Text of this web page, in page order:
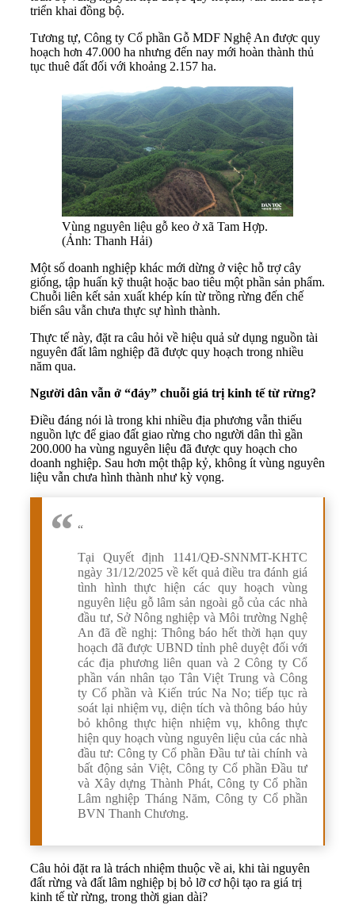
triển khai đồng bộ.
Tương tự, Công ty Cổ phần Gỗ MDF Nghệ An được quy
hoạch hơn 47.000 ha nhưng đến nay mới hoàn thành thủ
tục thuê đất đối với khoảng 2.157 ha.
Vùng nguyên liệu gỗ keo ở xã Tam Hợp.
(Ảnh: Thanh Hải)
Một số doanh nghiệp khác mới dừng ở việc hỗ trợ cây
giống, tập huấn kỹ thuật hoặc bao tiêu một phần sản phẩm.
Chuỗi liên kết sản xuất khép kín từ trồng rừng đến chế
biến sâu vẫn chưa thực sự hình thành.
Thực tế này, đặt ra câu hỏi về hiệu quả sử dụng nguồn tài
nguyên đất lâm nghiệp đã được quy hoạch trong nhiều
năm qua.
Người dân vẫn ở “đáy” chuỗi giá trị kinh tế từ rừng?
Điều đáng nói là trong khi nhiều địa phương vẫn thiếu
nguồn lực để giao đất giao rừng cho người dân thì gần
200.000 ha vùng nguyên liệu đã được quy hoạch cho
doanh nghiệp. Sau hơn một thập kỷ, không ít vùng nguyên
liệu vẫn chưa hình thành như kỳ vọng.
“
Tại Quyết định 1141/QĐ-SNNMT-KHTC
ngày 31/12/2025 về kết quả điều tra đánh giá
tình hình thực hiện các quy hoạch vùng
nguyên liệu gỗ lâm sản ngoài gỗ của các nhà
đầu tư, Sở Nông nghiệp và Môi trường Nghệ
An đã đề nghị: Thông báo hết thời hạn quy
hoạch đã được UBND tỉnh phê duyệt đối với
các địa phương liên quan và 2 Công ty Cổ
phần ván nhân tạo Tân Việt Trung và Công
ty Cổ phần và Kiến trúc Na No; tiếp tục rà
soát lại nhiệm vụ, diện tích và thông báo hủy
bỏ không thực hiện nhiệm vụ, không thực
hiện quy hoạch vùng nguyên liệu của các nhà
đầu tư: Công ty Cổ phần Đầu tư tài chính và
bất động sản Việt, Công ty Cổ phần Đầu tư
và Xây dựng Thành Phát, Công ty Cổ phần
Lâm nghiệp Tháng Năm, Công ty Cổ phần
BVN Thanh Chương.
Câu hỏi đặt ra là trách nhiệm thuộc về ai, khi tài nguyên
đất rừng và đất lâm nghiệp bị bỏ lỡ cơ hội tạo ra giá trị
kinh tế từ rừng, trong thời gian dài?